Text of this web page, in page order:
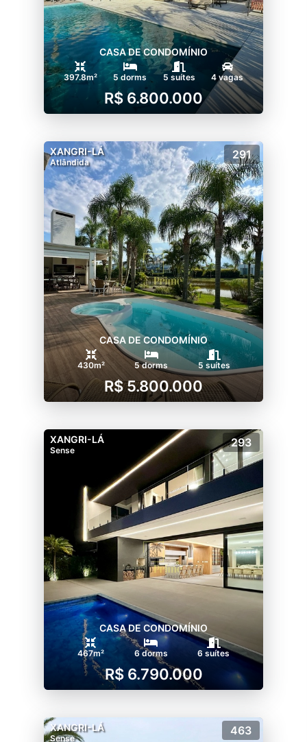
CASA DE CONDOMÍNIO
397.8m² 5 dorms 5 suítes 4 vagas
R$ 6.800.000
XANGRI-LÁ
Atlândida
291
CASA DE CONDOMÍNIO
430m² 5 dorms 5 suítes
R$ 5.800.000
XANGRI-LÁ
Sense
293
CASA DE CONDOMÍNIO
467m² 6 dorms 6 suítes
R$ 6.790.000
XANGRI-LÁ
Sense
463